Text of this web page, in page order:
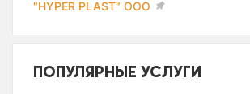
"HYPER PLAST" ООО
ПОПУЛЯРНЫЕ УСЛУГИ